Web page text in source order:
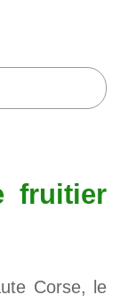
fruitier
Corse, le